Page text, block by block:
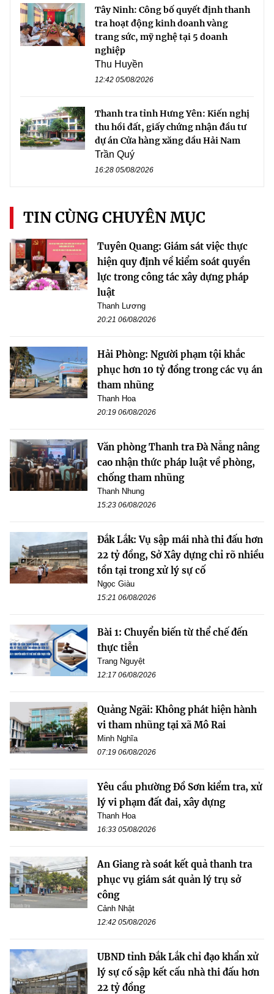
Tây Ninh: Công bố quyết định thanh
tra hoạt động kinh doanh vàng
trang sức, mỹ nghệ tại 5 doanh
nghiệp
Thu Huyền
12:42 05/08/2026
Thanh tra tỉnh Hưng Yên: Kiến nghị
thu hồi đất, giấy chứng nhận đầu tư
dự án Cửa hàng xăng dầu Hải Nam
Trần Quý
16:28 05/08/2026
TIN CÙNG CHUYÊN MỤC
Tuyên Quang: Giám sát việc thực
hiện quy định về kiểm soát quyền
lực trong công tác xây dựng pháp
luật
Thanh Lương
20:21 06/08/2026
Hải Phòng: Người phạm tội khắc
phục hơn 10 tỷ đồng trong các vụ án
tham nhũng
Thanh Hoa
20:19 06/08/2026
Văn phòng Thanh tra Đà Nẵng nâng
cao nhận thức pháp luật về phòng,
chống tham nhũng
Thanh Nhung
15:23 06/08/2026
Đắk Lắk: Vụ sập mái nhà thi đấu hơn
22 tỷ đồng, Sở Xây dựng chỉ rõ nhiều
tồn tại trong xử lý sự cố
Ngọc Giàu
15:21 06/08/2026
Bài 1: Chuyển biến từ thể chế đến
thực tiễn
Trang Nguyệt
12:17 06/08/2026
Quảng Ngãi: Không phát hiện hành
vi tham nhũng tại xã Mô Rai
Minh Nghĩa
07:19 06/08/2026
Yêu cầu phường Đồ Sơn kiểm tra, xử
lý vi phạm đất đai, xây dựng
Thanh Hoa
16:33 05/08/2026
An Giang rà soát kết quả thanh tra
phục vụ giám sát quản lý trụ sở
công
Cảnh Nhật
12:42 05/08/2026
UBND tỉnh Đắk Lắk chỉ đạo khẩn xử
lý sự cố sập kết cấu nhà thi đấu hơn
22 tỷ đồng